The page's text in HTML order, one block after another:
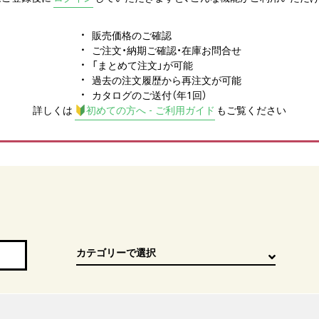
販売価格のご確認
ご注文・納期ご確認・在庫お問合せ
「まとめて注文」が可能
過去の注文履歴から再注文が可能
カタログのご送付（年1回）
詳しくは
初めての方へ - ご利用ガイド もご覧ください